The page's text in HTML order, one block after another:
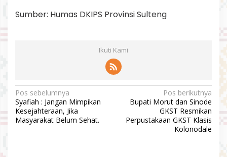
Sumber: Humas DKIPS Provinsi Sulteng
Ikuti Kami
N
a
v
Pos sebelumnya
Syafiah : Jangan Mimpikan
Kesejahteraan, Jika
Masyarakat Belum Sehat.
Pos berikutnya
Bupati Morut dan Sinode
GKST Resmikan
Perpustakaan GKST Klasis
Kolonodale